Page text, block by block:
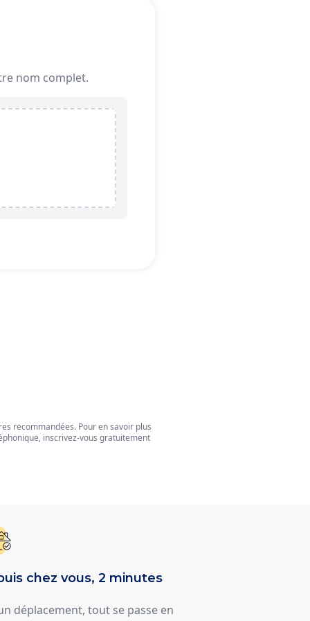
nom complet.
recommandées. Pour en savoir plus
inscrivez-vous gratuitement
chez vous, 2 minutes
déplacement, tout se passe en